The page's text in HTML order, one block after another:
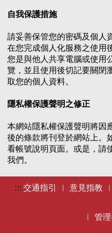
自我保護措施
請妥善保管您的密碼及個人
在您完成個人化服務之使用
您是與他人共享電腦或使用
覽，並且使用後切記要關閉
取您的個人資料。
隱私權保護聲明之修正
本網站隱私權保護聲明將因
後的條款將刊登於網站上。
看帳號說明頁面。或是，請
我們。
:::交通指引 | 意見指教 |
| 管